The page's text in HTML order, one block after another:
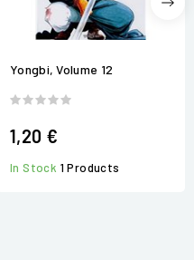
Yongbi, Volume 12
1,20 €
In Stock 1 Products